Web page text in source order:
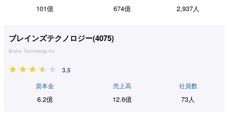
101億 674億 2,937人
ブレインズテクノロジー(4075)
Brains Technology,Inc.
3.5
資本金
6.2億
売上高
12.6億
社員数
73人